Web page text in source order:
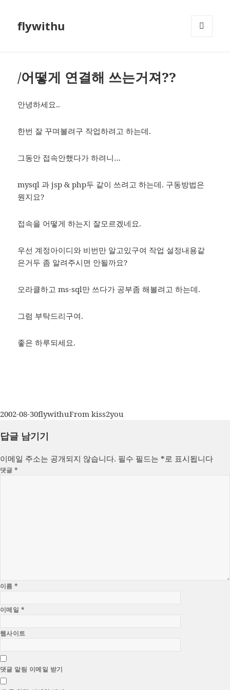
flywithu
/어떻게 연결해 쓰는거져??
안녕하세요..
한번 잘 꾸며볼려구 작업하려고 하는데.
그동안 접속안했다가 하려니…
mysql 과 jsp & php두 같이 쓰려고 하는데. 구동방법은
뭔지요?
접속을 어떻게 하는지 잘모르겠네요.
우선 계정아이디와 비번만 알고있구여 작업 설정내용같
은거두 좀 알려주시면 안될까요?
오라클하고 ms-sql만 쓰다가 공부좀 해볼려고 하는데.
그럼 부탁드리구여.
좋은 하루되세요.
작
일
2002-08-30글
이
flywithu카
From kiss2you
답글 남기기
이메일 주소는 공개되지 않습니다. 필수 필드는 *로 표시됩니다
댓글*
이름*
이메일 *
웹사이트
댓글 알림 이메일 받기